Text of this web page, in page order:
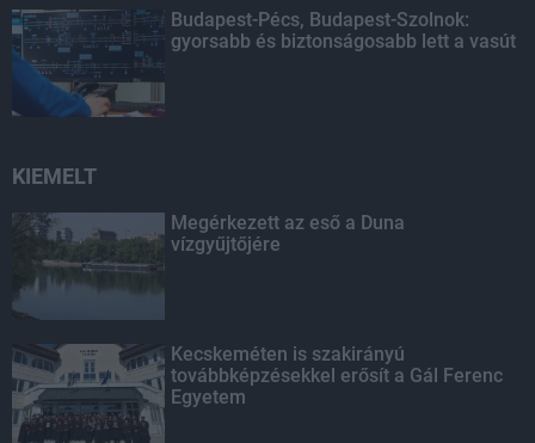
Budapest-Pécs, Budapest-Szolnok:
gyorsabb és biztonságosabb lett a vasút
KIEMELT
Megérkezett az eső a Duna
vízgyűjtőjére
Kecskeméten is szakirányú
továbbképzésekkel erősít a Gál Ferenc
Egyetem